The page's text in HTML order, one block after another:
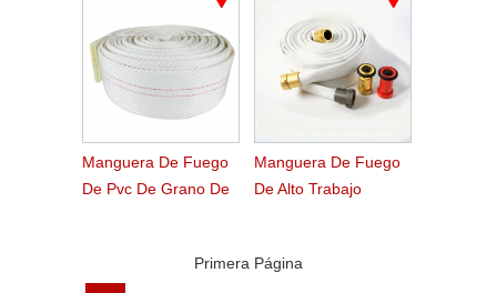
Presión De Trabajo
Manguera De Fuego
De Pvc De Grano De
Patentada Patentada
Manguera De Fuego
De Alto Trabajo
Forestal
Primera Página